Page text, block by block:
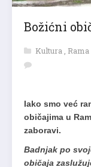
Božićni
Kultura , Rama
Iako smo već
običajima u
zaboravi.
Badnjak po
običaja